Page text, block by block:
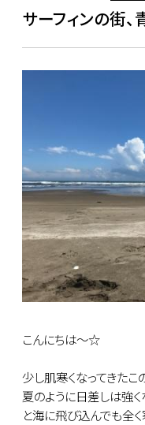
サーフィンの街
こんにちは～☆
少し肌寒くなってきたこ
夏のように日差しは強く
と海に飛び込んでも全